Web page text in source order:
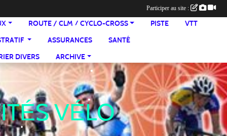
ROUTE / CLM / CYCLO-CROSS PISTE
VTT
ASSURANCES
SANTÉ
DIVERS ARCHIVE
VÉLO
Participer au site :
•
•